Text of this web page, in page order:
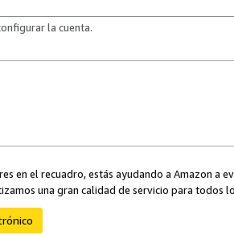
la cuenta.
en el recuadro, estás ayudando a Amazon
una gran calidad de servicio para todos